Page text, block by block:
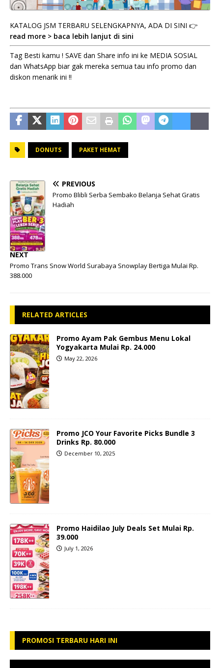
KATALOG JSM TERBARU SELENGKAPNYA, ADA DI SINI 👉
read more > baca lebih lanjut di sini
Tag Besti kamu ! SAVE dan Share info ini ke MEDIA SOSIAL
dan WhatsApp biar gak mereka semua tau info promo dan
diskon menarik ini !!
DONUTS PAKET HEMAT
PREVIOUS
Promo Blibli Serba Sembako Belanja Sehat Gratis
Hadiah
NEXT
Promo Trans Snow World Surabaya Snowplay Bertiga Mulai Rp.
388.000
RELATED ARTICLES
Promo Ayam Pak Gembus Menu Lokal
Yogyakarta Mulai Rp. 24.000
May 22, 2026
Promo JCO Your Favorite Picks Bundle 3
Drinks Rp. 80.000
December 10, 2025
Promo Haidilao July Deals Set Mulai Rp.
39.000
July 1, 2026
PROMOSI TERBARU HARI INI